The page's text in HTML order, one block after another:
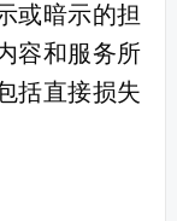
或暗示的担
容和服务所
括直接损失